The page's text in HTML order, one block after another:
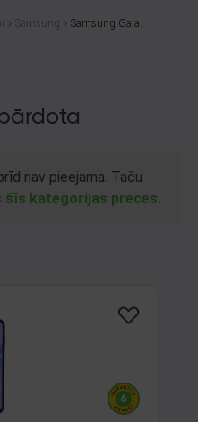
Samsung
Samsung Galaxy
nav pieejama. Taču
šīs kategorijas preces.